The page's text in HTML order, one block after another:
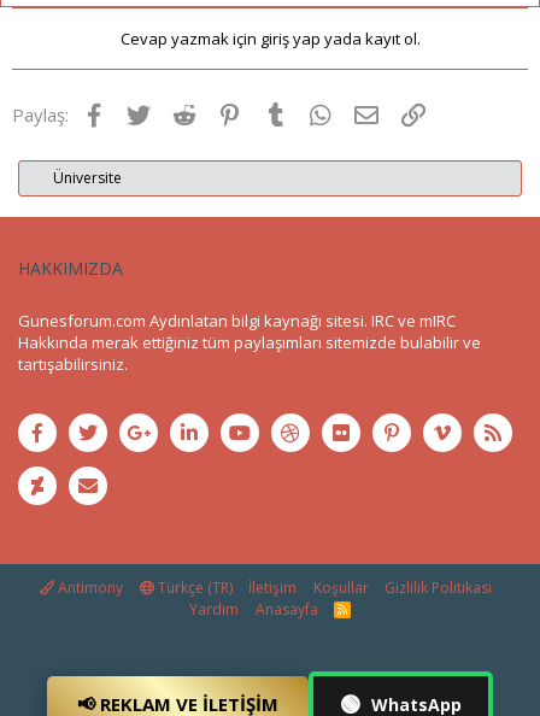
Cevap yazmak için giriş yap yada kayıt ol.
Paylaş: Facebook
TwitterReddit Pinterest
Tumblr WhatsApp
E-postaLink
Üniversite
HAKKIMIZDA
Gunesforum.com Aydınlatan bilgi kaynağı sitesi. IRC ve mIRC
Hakkında merak ettiğiniz tüm paylaşımları sitemizde bulabilir ve
tartışabilirsiniz.
Antimony Türkçe (TR) İletişim Koşullar
Gizlilik Politikası
Yardım
Anasayfa
R
S
📢 REKLAM VE İLETIŞIM 🟢 WhatsApp